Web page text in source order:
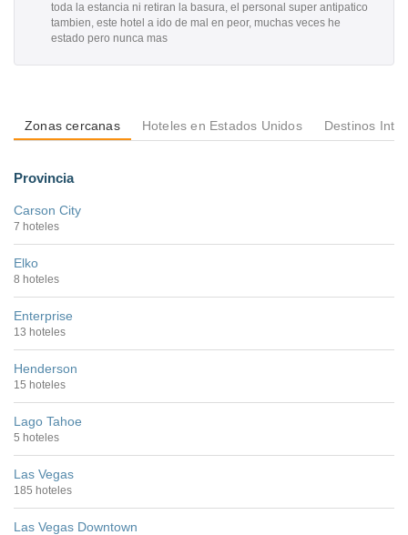
toda la estancia ni retiran la basura, el personal super antipatico
tambien, este hotel a ido de mal en peor, muchas veces he
estado pero nunca mas
Zonas cercanas Hoteles en Estados Unidos Destinos
Provincia
Carson City
7 hoteles
Elko
8 hoteles
Enterprise
13 hoteles
Henderson
15 hoteles
Lago Tahoe
5 hoteles
Las Vegas
185 hoteles
Las Vegas Downtown